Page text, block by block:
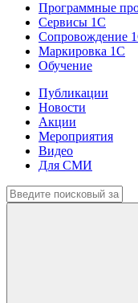
Программные
Сервисы 1С
Сопровождение
Маркировка 1С
Обучение
Публикации
Новости
Акции
Мероприятия
Видео
Для СМИ